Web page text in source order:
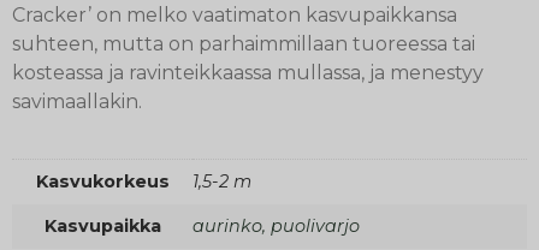
Cracker’ on melko vaatimaton kasvupaikkansa
suhteen, mutta on parhaimmillaan tuoreessa tai
kosteassa ja ravinteikkaassa mullassa, ja menestyy
savimaallakin.
Kasvukorkeus 1,5-2 m
Kasvupaikka aurinko, puolivarjo